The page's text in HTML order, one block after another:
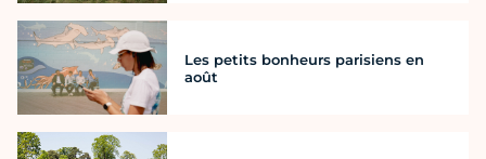
Les petits bonheurs parisiens en
août